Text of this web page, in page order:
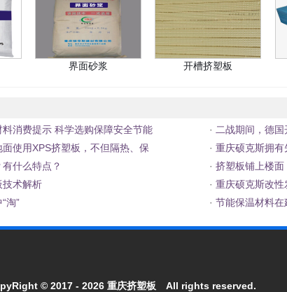
界面砂浆 开槽挤塑板
消费提示 科学选购保障安全节能 · 二战期间，德
使用XPS挤塑板，不但隔热、保 · 重庆硕克斯拥有
什么特点？ · 挤塑板铺上楼
技术解析 · 重庆硕克斯改
淘” · 节能保温材料
© 2017 - 2026 重庆挤塑板 All rights reserved.